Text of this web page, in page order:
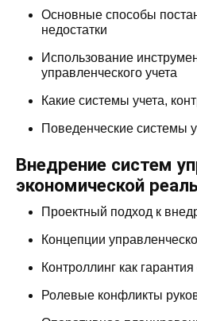
Основные способы
недостатки
Использование
управленческого учета
Какие системы учета,
Поведенческие системы
Внедрение систем
экономической
Проектный подход к
Концепции
Контроллинг как
Ролевые конфликты